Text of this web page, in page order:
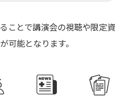
ことで講演会の視聴や限定資
可能となります。